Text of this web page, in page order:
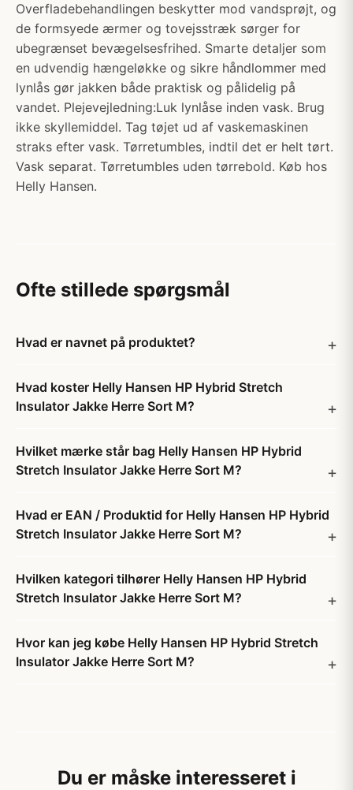
Overfladebehandlingen beskytter mod vandsprøjt, og
de formsyede ærmer og tovejsstræk sørger for
ubegrænset bevægelsesfrihed. Smarte detaljer som
en udvendig hængeløkke og sikre håndlommer med
lynlås gør jakken både praktisk og pålidelig på
vandet. Plejevejledning:Luk lynlåse inden vask. Brug
ikke skyllemiddel. Tag tøjet ud af vaskemaskinen
straks efter vask. Tørretumbles, indtil det er helt tørt.
Vask separat. Tørretumbles uden tørrebold. Køb hos
Helly Hansen.
Ofte stillede spørgsmål
Hvad er navnet på produktet?
Hvad koster Helly Hansen HP Hybrid Stretch
Insulator Jakke Herre Sort M?
Hvilket mærke står bag Helly Hansen HP Hybrid
Stretch Insulator Jakke Herre Sort M?
Hvad er EAN / Produktid for Helly Hansen HP Hybrid
Stretch Insulator Jakke Herre Sort M?
Hvilken kategori tilhører Helly Hansen HP Hybrid
Stretch Insulator Jakke Herre Sort M?
Hvor kan jeg købe Helly Hansen HP Hybrid Stretch
Insulator Jakke Herre Sort M?
Du er måske interesseret i